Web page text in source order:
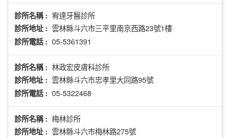
診所名稱 : 宥達牙醫診所
診所地址 : 雲林縣斗六市三平里南京西路23號1樓
診所電話 : 05-5361391
診所名稱 : 林政宏皮膚科診所
診所地址 : 雲林縣斗六市忠孝里大同路95號
診所電話 : 05-5322468
診所名稱 : 梅林診所
診所地址 : 雲林縣斗六市梅林路275號